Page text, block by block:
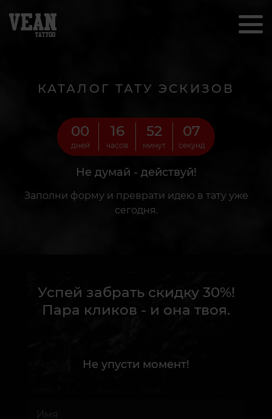
КАТАЛОГ ТАТУ ЭСКИЗОВ
00
дней
16
часов
52
минут
05
секунд
Не думай - действуй!
Заполни форму и преврати идею в тату уже
сегодня.
Успей забрать скидку 30%!
Пара кликов - и она твоя.
Не упусти момент!